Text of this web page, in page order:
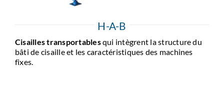
H-A-B
Cisailles transportablesqui intègrent la structure du
bâti de cisaille et les caractéristiques des machines
fixes.